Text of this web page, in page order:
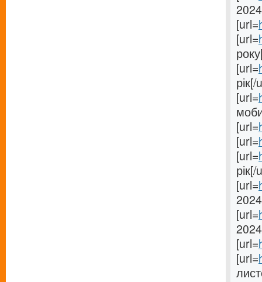
[url=
[url=
[url=
рік[/
[url=
[url=
[url=
[url=
рік[/
[url=
[url=
[url=
[url=